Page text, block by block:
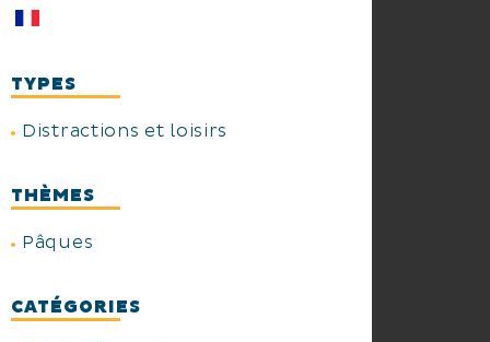
TYPES
Distractions et loisirs
THÈMES
Pâques
CATÉGORIES